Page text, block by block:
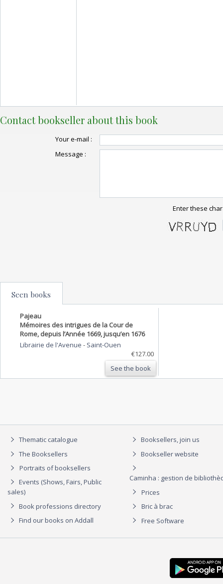
Contact bookseller about this book
Your e-mail :
Message :
Enter these
Seen books
Pajeau
Mémoires des intrigues de la Cour de
Rome, depuis l’Année 1669, jusqu’en 1676
Librairie de l'Avenue - Saint-Ouen
€127.00
See the book
Thematic catalogue
The Booksellers
Portraits of booksellers
Events (Shows, Fairs, Public
sales)
Book professions directory
Find our books on Addall
Booksellers, join us
Bookseller website
Caminha : gestion de
Prices
Bric à brac
Free Software